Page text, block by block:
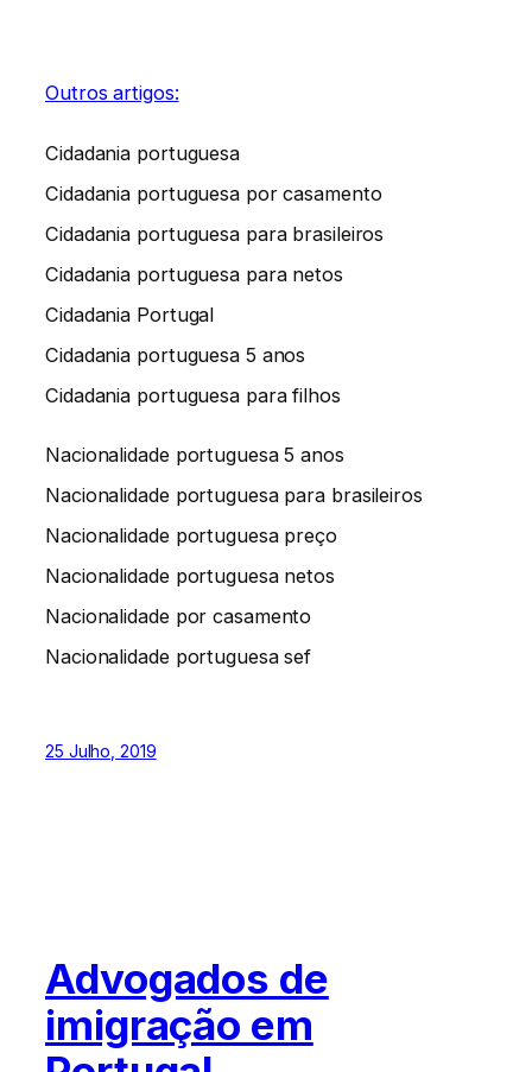
Outros artigos:
Cidadania portuguesa
Cidadania portuguesa por casamento
Cidadania portuguesa para brasileiros
Cidadania portuguesa para netos
Cidadania Portugal
Cidadania portuguesa 5 anos
Cidadania portuguesa para filhos
Nacionalidade portuguesa 5 anos
Nacionalidade portuguesa para brasileiros
Nacionalidade portuguesa preço
Nacionalidade portuguesa netos
Nacionalidade por casamento
Nacionalidade portuguesa sef
25 Julho, 2019
Advogados de
imigração em